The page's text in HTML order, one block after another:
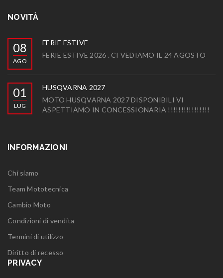
NOVITÀ
08
AGO
FERIE ESTIVE
FERIE ESTIVE 2026 . CI VEDIAMO IL 24 AGOSTO
01
LUG
HUSQVARNA 2027
MOTO HUSQVARNA 2027 DISPONIBILI VI
ASPETTIAMO IN CONCESSIONARIA !!!!!!!!!!!!!!!!
INFORMAZIONI
Chi siamo
Team Mototecnica
Cambio Moto
Condizioni di vendita
Termini di utilizzo
Diritto di recesso
PRIVACY